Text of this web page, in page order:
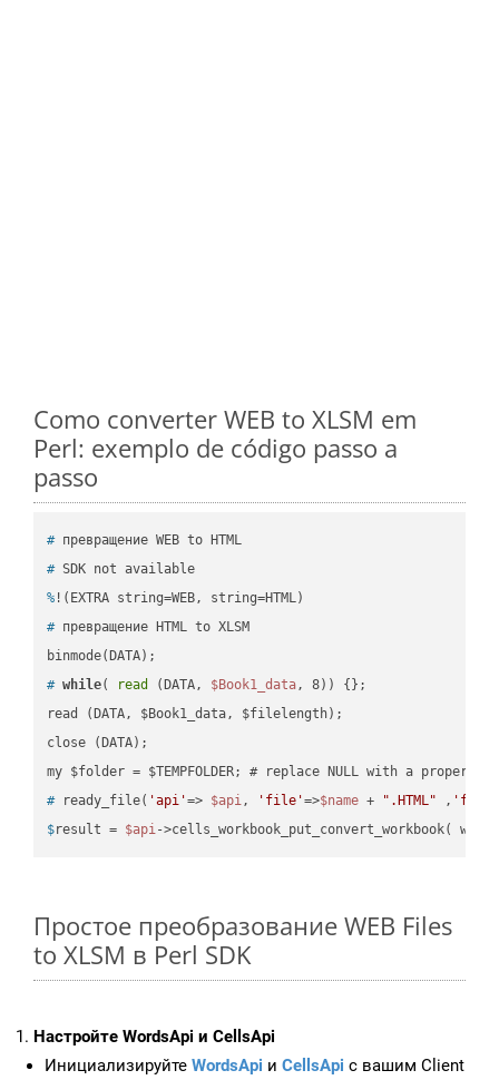
Como converter WEB to XLSM em
Perl: exemplo de código passo a
passo
# превращение WEB to HTML
# SDK not available
% !(EXTRA string=WEB, string=HTML)
# превращение HTML to XLSM
# while( read (DATA, $Book1_data, 8)) {};
read (DATA, $Book1_data, $filelength);
close (DATA);
# ready_file( 'api'=> $api, 'file'=>$name + ".HTML" ,
$result = $api->cells_workbook_put_convert_workbook(
Простое преобразование WEB Files
to XLSM в Perl SDK
Настройте WordsApi и CellsApi
Инициализируйте WordsApi и CellsApi с вашим Client